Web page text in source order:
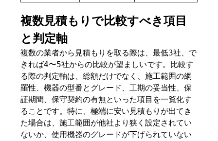
複数見積もりで比較すべき項目
と判定軸
複数の業者から見積もりを取る際は、最低3社、で
きれば4〜5社からの比較が望ましいです。比較す
る際の判定軸は、総額だけでなく、施工範囲の網
羅性、機器の型番とグレード、工期の妥当性、保
証期間、保守契約の有無といった項目を一覧化す
ることです。特に、極端に安い見積もりが出てき
た場合は、施工範囲が他社より狭く設定されてい
ないか、使用機器のグレードが下げられていない